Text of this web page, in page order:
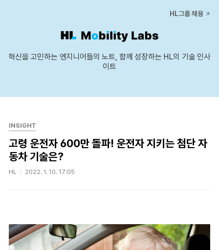
HL그룹 채용
혁신을 고민하는 엔지니어들의 노트, 함께 성장하는 HL의 기술 인사
이트
INSIGHT
고령 운전자 600만 돌파! 운전자 지키는 첨단 자
동차 기술은?
HL 2022. 1. 10. 17:05